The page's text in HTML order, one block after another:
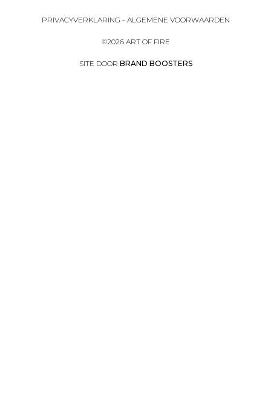
PRIVACYVERKLARING - ALGEMENE VOORWAARDEN
©2026 ART OF FIRE
SITE DOOR BRAND BOOSTERS